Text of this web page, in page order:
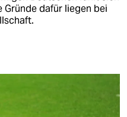
Gründe dafür liegen bei